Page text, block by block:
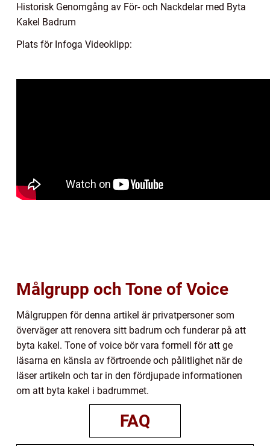
Historisk Genomgång av För- och Nackdelar med Byta
Kakel Badrum
Plats för Infoga Videoklipp:
Målgrupp och Tone of Voice
Målgruppen för denna artikel är privatpersoner som
överväger att renovera sitt badrum och funderar på att
byta kakel. Tone of voice bör vara formell för att ge
läsarna en känsla av förtroende och pålitlighet när de
läser artikeln och tar in den fördjupade informationen
om att byta kakel i badrummet.
FAQ